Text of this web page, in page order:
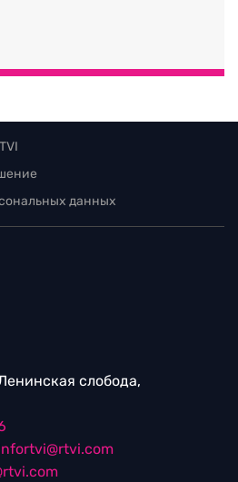
данных
слобода,